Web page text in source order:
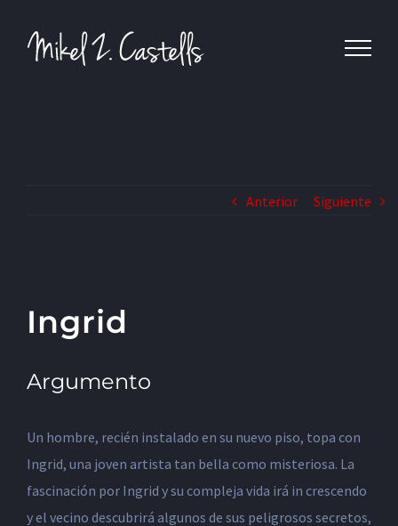
Anterior Siguiente
Ingrid
Argumento
Un hombre, recién instalado en su nuevo piso, topa con
Ingrid, una joven artista tan bella como misteriosa. La
fascinación por Ingrid y su compleja vida irá in crescendo
y el vecino descubrirá algunos de sus peligrosos secretos,